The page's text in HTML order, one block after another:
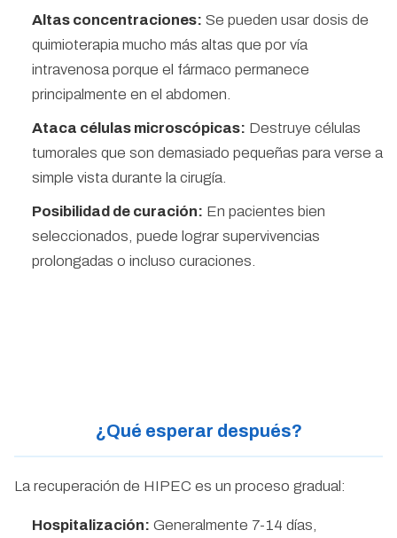
Altas concentraciones: Se pueden usar dosis de
quimioterapia mucho más altas que por vía
intravenosa porque el fármaco permanece
principalmente en el abdomen.
Ataca células microscópicas: Destruye células
tumorales que son demasiado pequeñas para verse a
simple vista durante la cirugía.
Posibilidad de curación: En pacientes bien
seleccionados, puede lograr supervivencias
prolongadas o incluso curaciones.
¿Qué esperar después?
La recuperación de HIPEC es un proceso gradual:
Hospitalización: Generalmente 7-14 días,